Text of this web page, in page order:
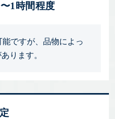
1時間程度
ですが、品物によっ
ります。